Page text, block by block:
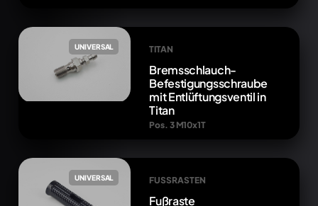
UNIVERSAL TITAN
Bremsschlauch-
Befestigungsschraube
mit Entlüftungsventil in
Titan
Pos. 3 M10x1T
UNIVERSAL FUSSRASTEN
Fußraste